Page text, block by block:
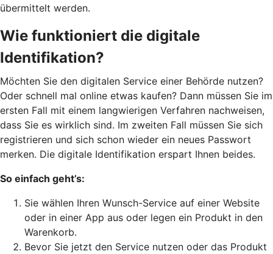
übermittelt werden.
Wie funktioniert die digitale
Identifikation?
Möchten Sie den digitalen Service einer Behörde nutzen?
Oder schnell mal online etwas kaufen? Dann müssen Sie im
ersten Fall mit einem langwierigen Verfahren nachweisen,
dass Sie es wirklich sind. Im zweiten Fall müssen Sie sich
registrieren und sich schon wieder ein neues Passwort
merken. Die digitale Identifikation erspart Ihnen beides.
So einfach geht’s:
Sie wählen Ihren Wunsch-Service auf einer Website
oder in einer App aus oder legen ein Produkt in den
Warenkorb.
Bevor Sie jetzt den Service nutzen oder das Produkt